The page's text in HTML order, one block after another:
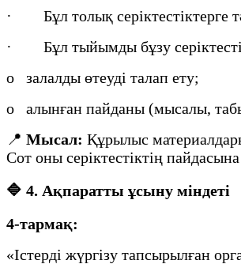
· Бұл толық серіктестіктерге
· Бұл тыйымды бұзу
o залалды өтеуді талап ету;
o алынған пайданы (мысалы,
📍 Мысал: Құрылыс
Сот оны серіктестіктің
🔷 4. Ақпаратты ұсыну міндеті
4-тармақ:
«Істерді жүргізу тапсырылған